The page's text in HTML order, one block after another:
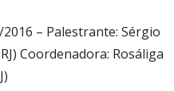
– Palestrante: Sérgio
Coordenadora: Rosáliga